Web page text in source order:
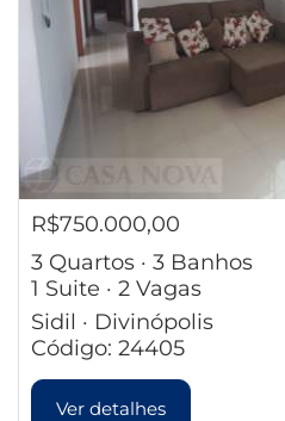
R$750.000,00
3 Quartos · 3 Banhos
1 Suite · 2 Vagas
Sidil · Divinópolis
Código: 24405
Ver detalhes